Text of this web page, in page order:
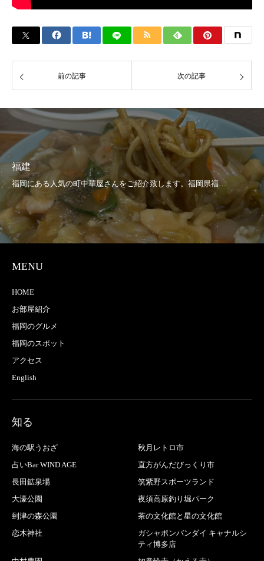
前の記事 次の記事
福建
MENU
HOME
お部屋紹介
福岡のグルメ
福岡のスポット
アクセス
English
知る
海の駅うおざ
秋月レトロ市
占いBar WIND AGE
直方がんだびっくり市
長田鉱泉場
筑紫野スポーツランド
大濠公園
夜須高原釣り堀パーク
到津の森公園
茶の文化館と星の文化館
恋木神社
ガシャポンバンダイ キャナルシ
ティ博多店